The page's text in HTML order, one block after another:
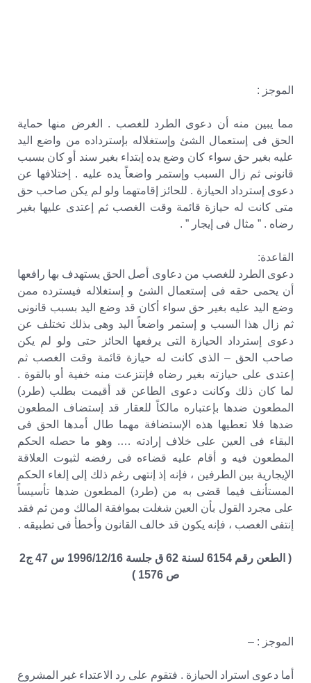
الموجز :
مما يبين منه أن دعوى الطرد للغصب . الغرض منها حماية
الحق فى إستعمال الشئ وإستغلاله بإسترداده من واضع اليد
عليه بغير حق سواء كان وضع يده إبتداء بغير سند أو كان بسبب
قانونى ثم زال السبب وإستمر واضعاً يده عليه . إختلافها عن
دعوى إسترداد الحيازة . للحائز إقامتهما ولو لم يكن صاحب حق
متى كانت له حيازة قائمة وقت الغصب ثم إعتدى عليها بغير
رضاه . ” مثال فى إيجار ” .
القاعدة:
دعوى الطرد للغصب من دعاوى أصل الحق يستهدف بها رافعها
أن يحمى حقه فى إستعمال الشئ و إستغلاله فيسترده ممن
وضع اليد عليه بغير حق سواء أكان قد وضع اليد بسبب قانونى
ثم زال هذا السبب و إستمر واضعاً اليد وهى بذلك تختلف عن
دعوى إسترداد الحيازة التى يرفعها الحائز حتى ولو لم يكن
صاحب الحق – الذى كانت له حيازة قائمة وقت الغصب ثم
إعتدى على حيازته بغير رضاه فإنتزعت منه خفية أو بالقوة .
لما كان ذلك وكانت دعوى الطاعن قد أقيمت بطلب (طرد)
المطعون ضدها بإعتباره مالكاً للعقار قد إستضاف المطعون
ضدها فلا تعطيها هذه الإستضافة مهما طال أمدها الحق فى
البقاء فى العين على خلاف إرادته …. وهو ما حصله الحكم
المطعون فيه و أقام عليه قضاءه فى رفضه لثبوت العلاقة
الإيجارية بين الطرفين ، فإنه إذ إنتهى رغم ذلك إلى إلغاء الحكم
المستأنف فيما قضى به من (طرد) المطعون ضدها تأسيساً
على مجرد القول بأن العين شغلت بموافقة المالك ومن ثم فقد
إنتفى الغصب ، فإنه يكون قد خالف القانون وأخطأ فى تطبيقه .
( الطعن رقم 6154 لسنة 62 ق جلسة 1996/12/16 س 47 ج2
ص 1576 )
الموجز : –
أما دعوى استراد الحيازة . فتقوم على رد الاعتداء غير المشروع